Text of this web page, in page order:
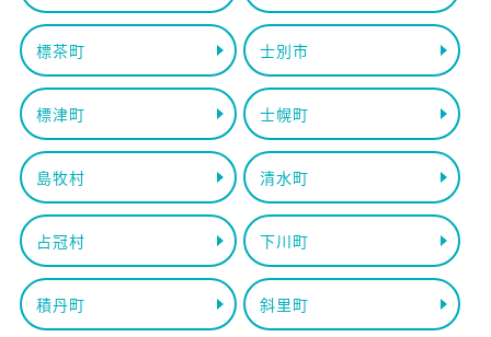
標茶町 士別市
標津町 士幌町
島牧村 清水町
占冠村 下川町
積丹町 斜里町